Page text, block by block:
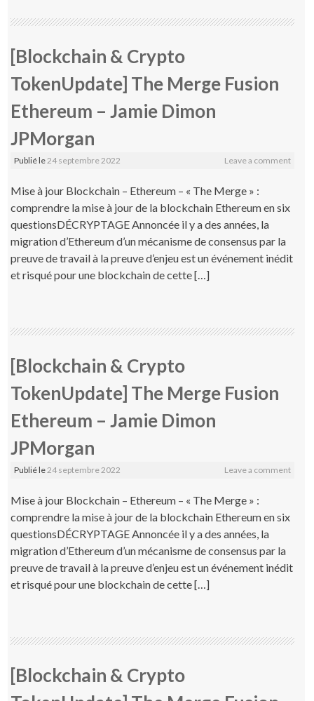
[Blockchain & Crypto
TokenUpdate] The Merge Fusion
Ethereum – Jamie Dimon
JPMorgan
Publié le24 septembre 2022 Leave a comment
Mise à jour Blockchain – Ethereum – « The Merge » :
comprendre la mise à jour de la blockchain Ethereum en six
questionsDÉCRYPTAGE Annoncée il y a des années, la
migration d’Ethereum d’un mécanisme de consensus par la
preuve de travail à la preuve d’enjeu est un événement inédit
et risqué pour une blockchain de cette […]
[Blockchain & Crypto
TokenUpdate] The Merge Fusion
Ethereum – Jamie Dimon
JPMorgan
Publié le24 septembre 2022 Leave a comment
Mise à jour Blockchain – Ethereum – « The Merge » :
comprendre la mise à jour de la blockchain Ethereum en six
questionsDÉCRYPTAGE Annoncée il y a des années, la
migration d’Ethereum d’un mécanisme de consensus par la
preuve de travail à la preuve d’enjeu est un événement inédit
et risqué pour une blockchain de cette […]
[Blockchain & Crypto